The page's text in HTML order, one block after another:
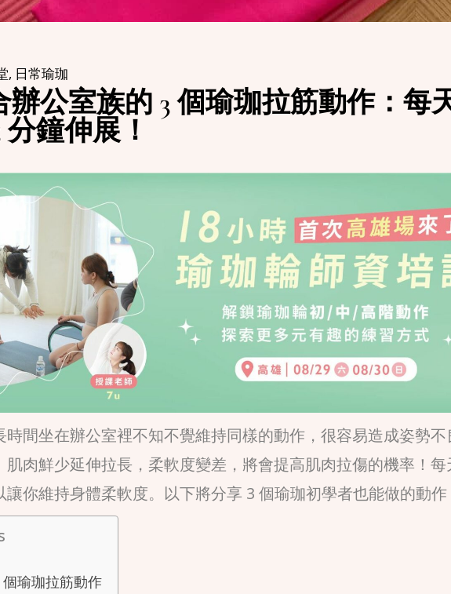
, 日常瑜珈
辦公室族的 3 個瑜珈拉筋動作：每
分鐘伸展！
時間坐在辦公室裡不知不覺維持同樣的動作，很容易造成姿勢不
肌肉鮮少延伸拉長，柔軟度變差，將會提高肌肉拉傷的機率！每
你維持身體柔軟度。以下將分享 3 個瑜珈初學者也能做的動作
瑜珈拉筋動作